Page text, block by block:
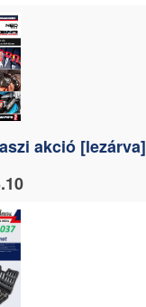
akció [lezárva]